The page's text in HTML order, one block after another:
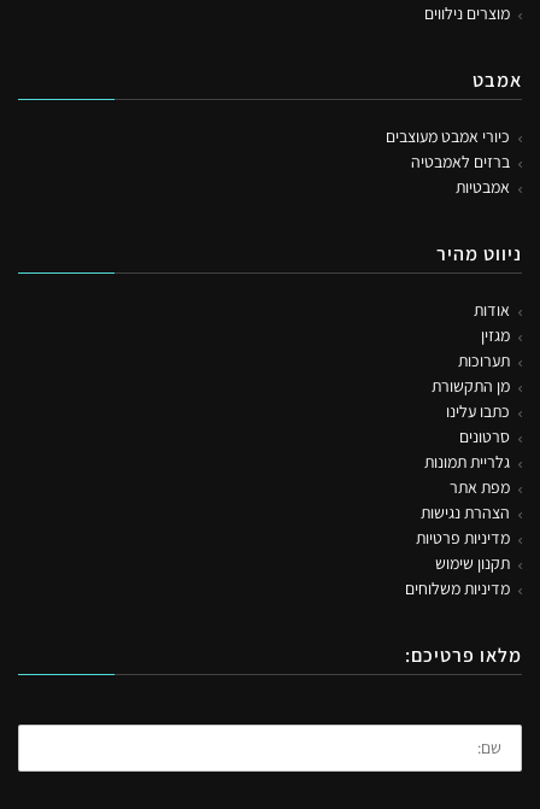
מוצרים נילווים
אמבט
כיורי אמבט מעוצבים
ברזים לאמבטיה
אמבטיות
ניווט מהיר
אודות
מגזין
תערוכות
מן התקשורת
כתבו עלינו
סרטונים
גלריית תמונות
מפת אתר
הצהרת נגישות
מדיניות פרטיות
תקנון שימוש
מדיניות משלוחים
מלאו פרטיכם: